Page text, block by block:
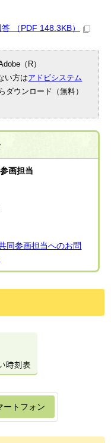
（PDF 148.3KB）
（R）
い方はアドビシステム
ダウンロード（無料）
画担当
同参画担当へのお問
ートフォン